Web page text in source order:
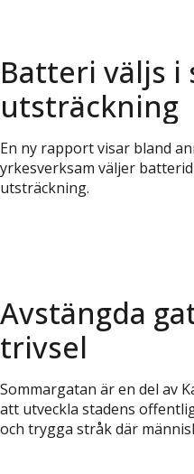
Batteri väljs i
utsträckning
En ny rapport visar bland
yrkesverksam väljer
utsträckning.
Avstängda
trivsel
Sommargatan är en del av
att utveckla stadens
och trygga stråk där